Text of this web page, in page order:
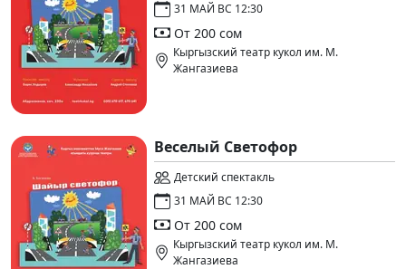
31 МАЙ ВС 12:30
От 200 сом
Кыргызский театр кукол им. М.
Жангазиева
Веселый Светофор
Детский спектакль
31 МАЙ ВС 12:30
От 200 сом
Кыргызский театр кукол им. М.
Жангазиева